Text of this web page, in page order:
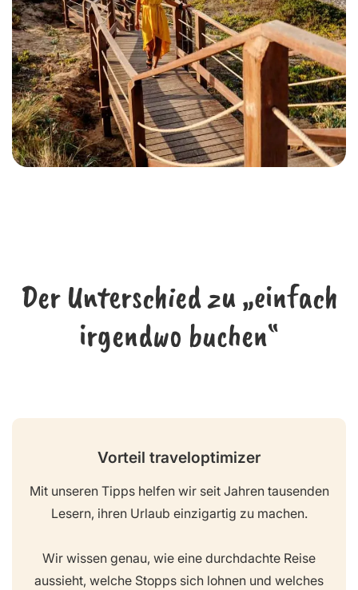
Der Unterschied zu „einfach
irgendwo buchen“
Vorteil traveloptimizer
Mit unseren Tipps helfen wir seit Jahren tausenden
Lesern, ihren Urlaub einzigartig zu machen.
Wir wissen genau, wie eine durchdachte Reise
aussieht, welche Stopps sich lohnen und welches